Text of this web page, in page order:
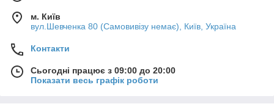
м. Київ
вул.Шевченка 80 (Самовивізу немає), Київ, Україна
Контакти
Сьогодні працює з 09:00 до 20:00
Показати весь графік роботи